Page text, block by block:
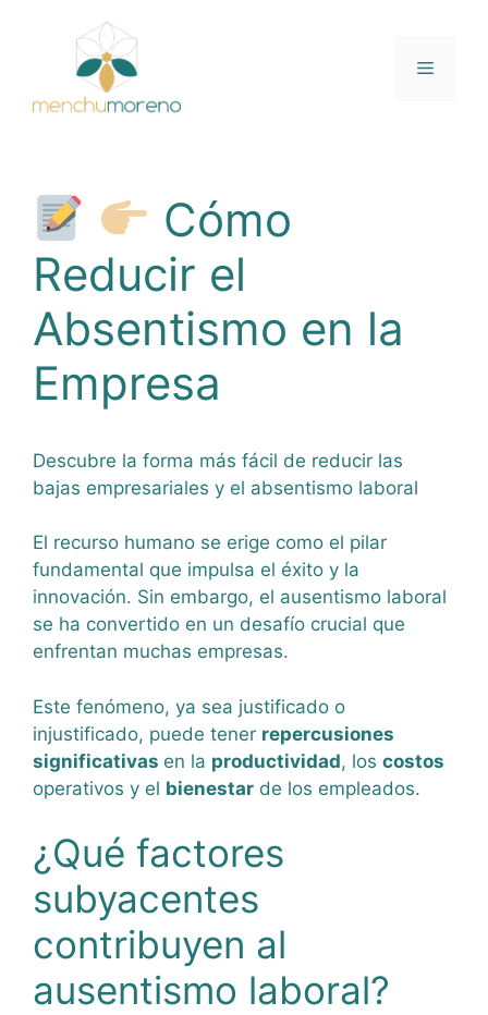
contenido
Menú
Cómo
Reducir el
Absentismo en la
Empresa
Descubre la forma más fácil de reducir las
bajas empresariales y el absentismo laboral
El recurso humano se erige como el pilar
fundamental que impulsa el éxito y la
innovación. Sin embargo, el ausentismo laboral
se ha convertido en un desafío crucial que
enfrentan muchas empresas.
Este fenómeno, ya sea justificado o
injustificado, puede tener repercusiones
significativas en la productividad, los costos
operativos y el bienestar de los empleados.
¿Qué factores
subyacentes
contribuyen al
ausentismo laboral?